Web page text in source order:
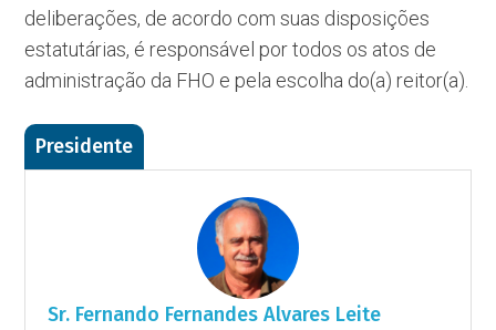
deliberações, de acordo com suas disposições
estatutárias, é responsável por todos os atos de
administração da FHO e pela escolha do(a) reitor(a).
Presidente
Sr. Fernando Fernandes Alvares Leite